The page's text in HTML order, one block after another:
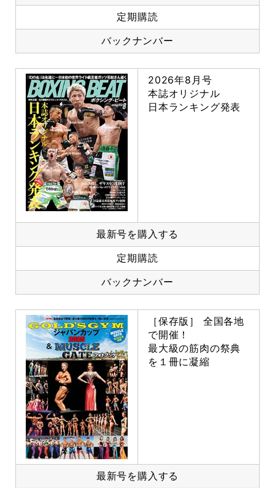
定期購読
バックナンバー
2026年8月号
本誌オリジナル
日本ランキング発表
最新号を購入する
定期購読
バックナンバー
［保存版］ 全国各地
で開催！
最大級の筋肉の祭典
を１冊に凝縮
最新号を購入する